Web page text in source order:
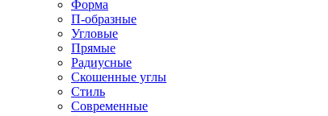
Форма
П-образные
Угловые
Прямые
Радиусные
Скошенные углы
Стиль
Современные